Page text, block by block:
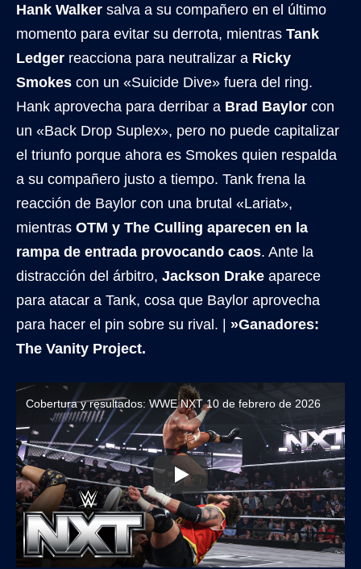
Hank Walker salva a su compañero en el último
momento para evitar su derrota, mientras Tank
Ledger reacciona para neutralizar a Ricky
Smokes con un «Suicide Dive» fuera del ring.
Hank aprovecha para derribar a Brad Baylor con
un «Back Drop Suplex», pero no puede capitalizar
el triunfo porque ahora es Smokes quien respalda
a su compañero justo a tiempo. Tank frena la
reacción de Baylor con una brutal «Lariat»,
mientras OTM y The Culling aparecen en la
rampa de entrada provocando caos. Ante la
distracción del árbitro, Jackson Drake aparece
para atacar a Tank, cosa que Baylor aprovecha
para hacer el pin sobre su rival. | »Ganadores:
The Vanity Project.
Cobertura y resultados: WWE NXT 10 de febrero de 2026